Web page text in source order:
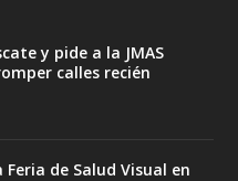
y pide a la JMAS
calles recién
de Salud Visual en